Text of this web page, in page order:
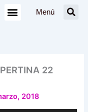
Menú
22
2018